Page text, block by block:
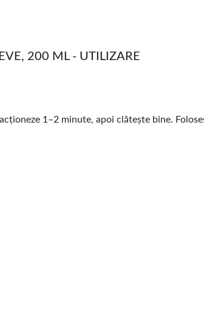
200 ML - UTILIZARE
1–2 minute, apoi clătește bine.